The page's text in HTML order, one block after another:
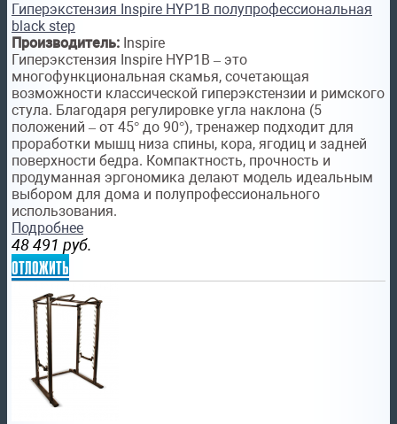
Гиперэкстензия Inspire HYP1B полупрофессиональная
black step
Производитель: Inspire
Гиперэкстензия Inspire HYP1B – это
многофункциональная скамья, сочетающая
возможности классической гиперэкстензии и римского
стула. Благодаря регулировке угла наклона (5
положений – от 45° до 90°), тренажер подходит для
проработки мышц низа спины, кора, ягодиц и задней
поверхности бедра. Компактность, прочность и
продуманная эргономика делают модель идеальным
выбором для дома и полупрофессионального
использования.
Подробнее
48 491 руб.
отложить